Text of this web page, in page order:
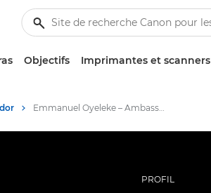
Objectifs Imprimantes et scanners
Emmanuel Oyeleke – Ambassadeurs Canon
PROFIL